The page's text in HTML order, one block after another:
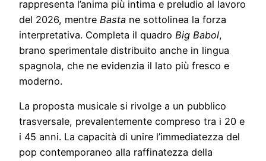
rappresenta l’anima più intima e preludio al lavoro
del 2026, mentre Basta ne sottolinea la forza
interpretativa. Completa il quadro Big Babol,
brano sperimentale distribuito anche in lingua
spagnola, che ne evidenzia il lato più fresco e
moderno.
La proposta musicale si rivolge a un pubblico
trasversale, prevalentemente compreso tra i 20 e
i 45 anni. La capacità di unire l’immediatezza del
pop contemporaneo alla raffinatezza della